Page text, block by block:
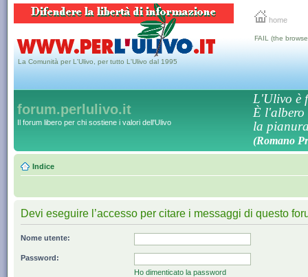
home
La Comunità per L'Ulivo, per tutto L'Ulivo dal 1995
FAIL (the
forum.perlulivo.it
Il forum libero per chi sostiene i valori dell'Ulivo
L'Ulivo è
È l'albero
la
(Romano
Indice
Devi eseguire l’accesso per citare i messaggi di questo
Nome utente:
Password:
Ho dimenticato la password